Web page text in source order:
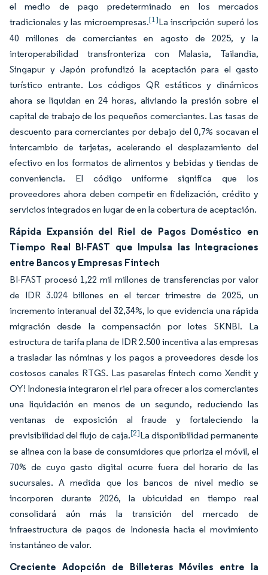
el medio de pago predeterminado en los mercados
tradicionales y las microempresas.[1]La inscripción superó los
40 millones de comerciantes en agosto de 2025, y la
interoperabilidad transfronteriza con Malasia, Tailandia,
Singapur y Japón profundizó la aceptación para el gasto
turístico entrante. Los códigos QR estáticos y dinámicos
ahora se liquidan en 24 horas, aliviando la presión sobre el
capital de trabajo de los pequeños comerciantes. Las tasas de
descuento para comerciantes por debajo del 0,7% socavan el
intercambio de tarjetas, acelerando el desplazamiento del
efectivo en los formatos de alimentos y bebidas y tiendas de
conveniencia. El código uniforme significa que los
proveedores ahora deben competir en fidelización, crédito y
servicios integrados en lugar de en la cobertura de aceptación.
Rápida Expansión del Riel de Pagos Doméstico en
Tiempo Real BI-FAST que Impulsa las Integraciones
entre Bancos y Empresas Fintech
BI-FAST procesó 1,22 mil millones de transferencias por valor
de IDR 3.024 billones en el tercer trimestre de 2025, un
incremento interanual del 32,34%, lo que evidencia una rápida
migración desde la compensación por lotes SKNBI. La
estructura de tarifa plana de IDR 2.500 incentiva a las empresas
a trasladar las nóminas y los pagos a proveedores desde los
costosos canales RTGS. Las pasarelas fintech como Xendit y
OY! Indonesia integraron el riel para ofrecer a los comerciantes
una liquidación en menos de un segundo, reduciendo las
ventanas de exposición al fraude y fortaleciendo la
previsibilidad del flujo de caja.[2]La disponibilidad permanente
se alinea con la base de consumidores que prioriza el móvil, el
70% de cuyo gasto digital ocurre fuera del horario de las
sucursales. A medida que los bancos de nivel medio se
incorporen durante 2026, la ubicuidad en tiempo real
consolidará aún más la transición del mercado de
infraestructura de pagos de Indonesia hacia el movimiento
instantáneo de valor.
Creciente Adopción de Billeteras Móviles entre la